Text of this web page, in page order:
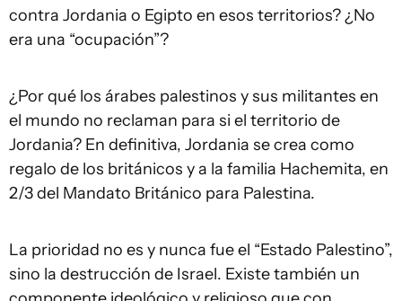
contra Jordania o Egipto en esos territorios? ¿No
era una “ocupación”?
¿Por qué los árabes palestinos y sus militantes en
el mundo no reclaman para si el territorio de
Jordania? En definitiva, Jordania se crea como
regalo de los británicos y a la familia Hachemita, en
2/3 del Mandato Británico para Palestina.
La prioridad no es y nunca fue el “Estado Palestino”,
sino la destrucción de Israel. Existe también un